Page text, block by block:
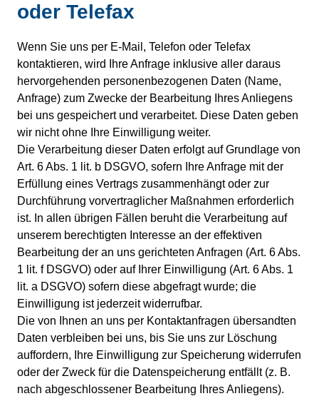
oder Telefax
Wenn Sie uns per E-Mail, Telefon oder Telefax
kontaktieren, wird Ihre Anfrage inklusive aller daraus
hervorgehenden personenbezogenen Daten (Name,
Anfrage) zum Zwecke der Bearbeitung Ihres Anliegens
bei uns gespeichert und verarbeitet. Diese Daten geben
wir nicht ohne Ihre Einwilligung weiter.
Die Verarbeitung dieser Daten erfolgt auf Grundlage von
Art. 6 Abs. 1 lit. b DSGVO, sofern Ihre Anfrage mit der
Erfüllung eines Vertrags zusammenhängt oder zur
Durchführung vorvertraglicher Maßnahmen erforderlich
ist. In allen übrigen Fällen beruht die Verarbeitung auf
unserem berechtigten Interesse an der effektiven
Bearbeitung der an uns gerichteten Anfragen (Art. 6 Abs.
1 lit. f DSGVO) oder auf Ihrer Einwilligung (Art. 6 Abs. 1
lit. a DSGVO) sofern diese abgefragt wurde; die
Einwilligung ist jederzeit widerrufbar.
Die von Ihnen an uns per Kontaktanfragen übersandten
Daten verbleiben bei uns, bis Sie uns zur Löschung
auffordern, Ihre Einwilligung zur Speicherung widerrufen
oder der Zweck für die Datenspeicherung entfällt (z. B.
nach abgeschlossener Bearbeitung Ihres Anliegens).